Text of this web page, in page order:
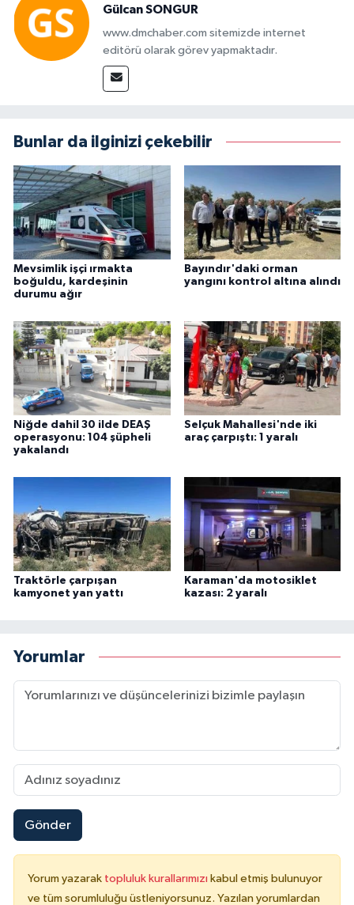
Gülcan SONGUR
www.dmchaber.com sitemizde internet
editörü olarak görev yapmaktadır.
Bunlar da ilginizi çekebilir
Mevsimlik işçi ırmakta
boğuldu, kardeşinin
durumu ağır
Bayındır'daki orman
yangını kontrol altına alındı
Niğde dahil 30 ilde DEAŞ
operasyonu: 104 şüpheli
yakalandı
Selçuk Mahallesi'nde iki
araç çarpıştı: 1 yaralı
Traktörle çarpışan
kamyonet yan yattı
Karaman'da motosiklet
kazası: 2 yaralı
Yorumlar
Gönder
Yorum yazarak topluluk kurallarımızı kabul etmiş bulunuyor
ve tüm sorumluluğu üstleniyorsunuz. Yazılan yorumlardan